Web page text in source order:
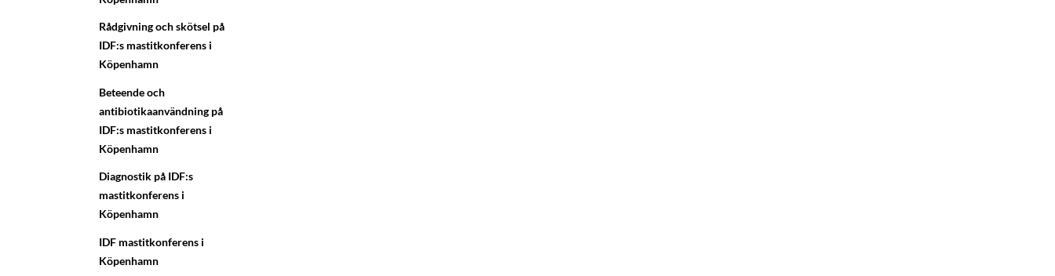
Rådgivning och skötsel på
IDF:s mastitkonferens i
Köpenhamn
Beteende och
antibiotikaanvändning på
IDF:s mastitkonferens i
Köpenhamn
Diagnostik på IDF:s
mastitkonferens i
Köpenhamn
IDF mastitkonferens i
Köpenhamn